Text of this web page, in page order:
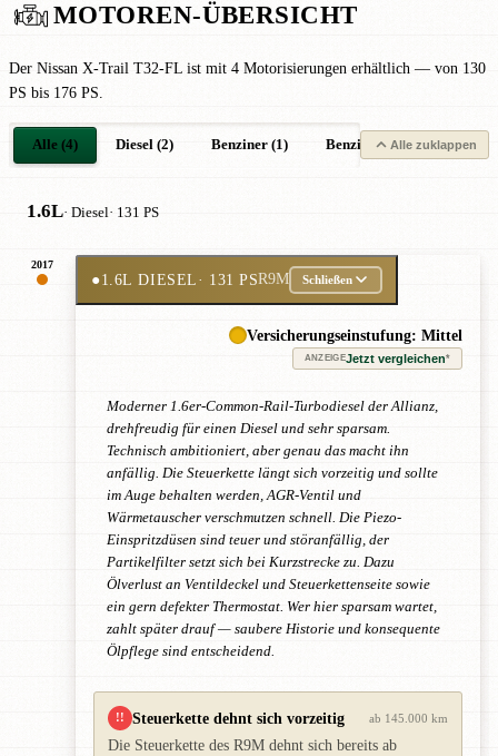
MOTOREN-ÜBERSICHT
Der Nissan X-Trail T32-FL ist mit 4 Motorisierungen erhältlich — von 130
PS bis 176 PS.
Alle (4) Diesel (2) Benziner (1) Benziner Hybrid (1)
Alle zuklappen
1.6L· Diesel· 131 PS
2017
●1.6L DIESEL· 131 PSR9M Schließen
Versicherungseinstufung: Mittel
ANZEIGEJetzt vergleichen*
Moderner 1.6er-Common-Rail-Turbodiesel der Allianz,
drehfreudig für einen Diesel und sehr sparsam.
Technisch ambitioniert, aber genau das macht ihn
anfällig. Die Steuerkette längt sich vorzeitig und sollte
im Auge behalten werden, AGR-Ventil und
Wärmetauscher verschmutzen schnell. Die Piezo-
Einspritzdüsen sind teuer und störanfällig, der
Partikelfilter setzt sich bei Kurzstrecke zu. Dazu
Ölverlust an Ventildeckel und Steuerkettenseite sowie
ein gern defekter Thermostat. Wer hier sparsam wartet,
zahlt später drauf — saubere Historie und konsequente
Ölpflege sind entscheidend.
!! Steuerkette dehnt sich vorzeitig ab 145.000 km
Die Steuerkette des R9M dehnt sich bereits ab